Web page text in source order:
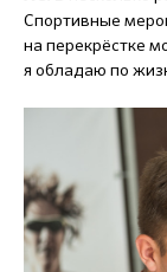
Спортивные
на перекрёстке
я обладаю по